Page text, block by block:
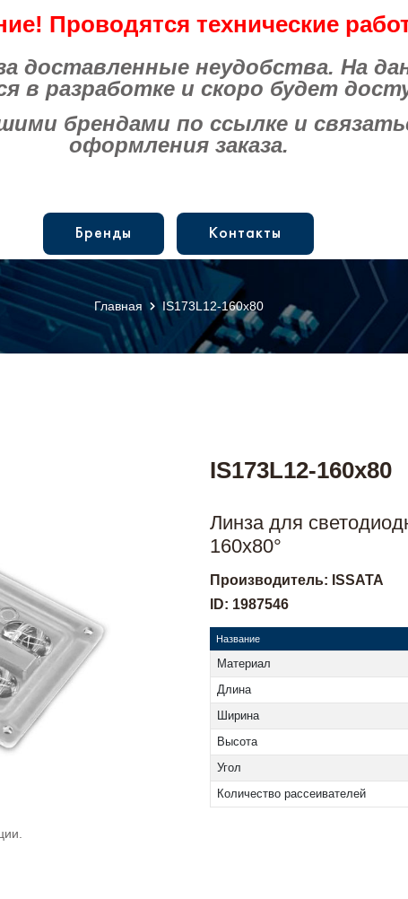
Проводятся технические
доставленные неудобства. На
в разработке и скоро будет
брендами по ссылке и
оформления заказа.
Бренды Контакты
Главная IS173L12-160x80
IS173L12-160x80
Линза для
160x80°
Производитель: ISSATA
ID: 1987546
Название
Материал
Длина
Ширина
Высота
Угол
Количество рассеивателей